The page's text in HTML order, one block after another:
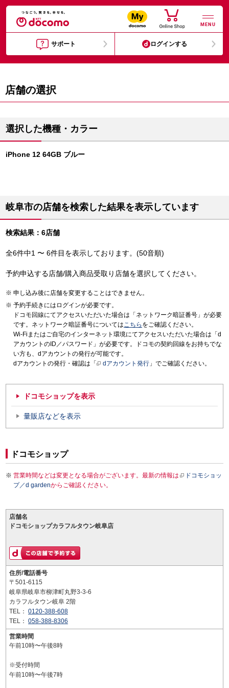
MENU
サポート ログインする
店舗の選択
選択した機種・カラー
iPhone 12 64GB ブルー
岐阜市の店舗を検索した結果を表示しています
検索結果：6店舗
全6件中1 〜 6件目を表示しております。(50音順)
予約申込する店舗/購入商品受取り店舗を選択してください。
申し込み後に店舗を変更することはできません。
予約手続きにはログインが必要です。
ドコモ回線にてアクセスいただいた場合は「ネットワーク暗証番号」が必要
です。ネットワーク暗証番号についてはこちら をご確認ください。
Wi-Fiまたはご自宅のインターネット環境にてアクセスいただいた場合は「d
アカウントのID／パスワード」が必要です。ドコモの契約回線をお持ちでな
い方も、dアカウントの発行が可能です。
dアカウントの発行・確認は「
dアカウント発行 」でご確認ください。
ドコモショップを表示
量販店などを表示
ドコモショップ
営業時間などは変更となる場合がございます。最新の情報は
ドコモショッ
プ／d gardenからご確認ください。
店舗名
ドコモショップカラフルタウン岐阜店
住所/電話番号
〒501-6115
岐阜県岐阜市柳津町丸野3-3-6
カラフルタウン岐阜 2階
TEL： 0120-388-608
TEL： 058-388-8306
営業時間
午前10時〜午後8時
※受付時間
午前10時〜午後7時